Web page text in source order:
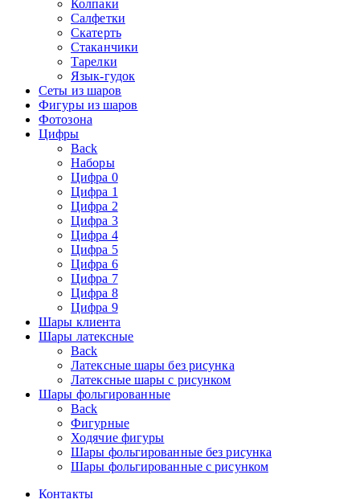
Колпаки
Салфетки
Скатерть
Стаканчики
Тарелки
Язык-гудок
Сеты из шаров
Фигуры из шаров
Фотозона
Цифры
Back
Наборы
Цифра 0
Цифра 1
Цифра 2
Цифра 3
Цифра 4
Цифра 5
Цифра 6
Цифра 7
Цифра 8
Цифра 9
Шары клиента
Шары латексные
Back
Латексные шары без рисунка
Латексные шары с рисунком
Шары фольгированные
Back
Фигурные
Ходячие фигуры
Шары фольгированные без рисунка
Шары фольгированные с рисунком
Контакты